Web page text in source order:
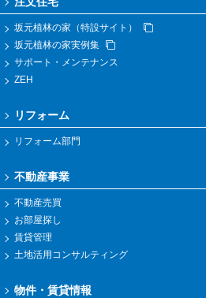
坂元植林の家（特設サイト）
坂元植林の家実例集
サポート・メンテナンス
ZEH
リフォーム
リフォーム部門
不動産事業
不動産売買
お部屋探し
賃貸管理
土地活用コンサルティング
物件・賃貸情報